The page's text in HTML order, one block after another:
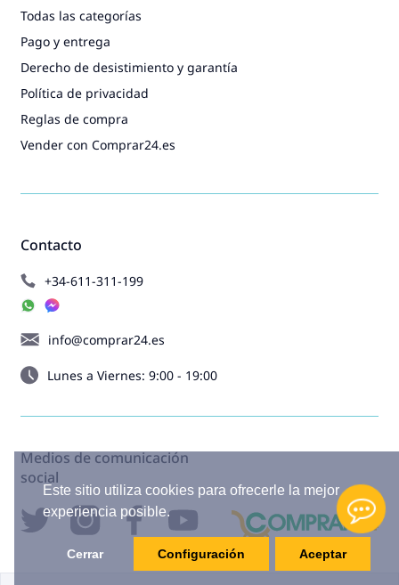
Este sitio utiliza cookies para ofrecerle la mejor
experiencia posible.
Cerrar Configuración Aceptar
Contacto
+34-611-311-199
info@comprar24.es
Lunes a Viernes: 9:00 - 19:00
Todas las categorías
Pago y entrega
Derecho de desistimiento y garantía
Política de privacidad
Reglas de compra
Vender con Comprar24.es
Medios de comunicación
social